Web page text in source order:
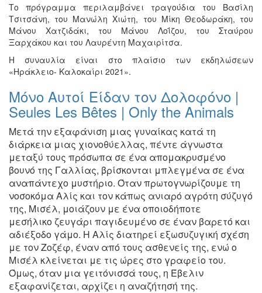
Το πρόγραμμα περιλαμβάνει τραγούδια του Βασίλη
Τσιτσάνη, του Μανώλη Χιώτη, του Μίκη Θεοδωράκη, του
Μάνου Χατζιδάκι, του Μάνου Λοΐζου, του Σταύρου
Ξαρχάκου και του Λαυρέντη Μαχαιρίτσα.
Η συναυλία είναι στο πλαίσιο των εκδηλώσεων
«Ηράκλειο- Καλοκαίρι 2021».
Μόνο Αυτοί Είδαν τον Δολοφόνο |
Seules Les Bêtes | Only the Animals
Μετά την εξαφάνιση μιας γυναίκας κατά τη
διάρκεια μιας χιονοθύελλας, πέντε άγνωστα
μεταξύ τους πρόσωπα σε ένα απομακρυσμένο
βουνό της Γαλλίας, βρίσκονται μπλεγμένα σε ένα
αναπάντεχο μυστήριο. Όταν πρωτογνωρίζουμε τη
νοσοκόμα Αλίς και τον κάπως ανιαρό αγρότη σύζυγό
της, Μισέλ, μοιάζουν με ένα οποιοδήποτε
μεσήλικο ζευγάρι παγιδευμένο σε έναν βαρετό και
αδιέξοδο γάμο. Η Αλίς διατηρεί εξωσυζυγική σχέση
με τον Ζοζέφ, έναν από τους ασθενείς της, ενώ ο
Μισέλ κλείνεται με τις ώρες στο γραφείο του.
Όμως, όταν μια γειτόνισσά τους, η Έβελιν
εξαφανίζεται, αρχίζει η αναζήτησή της.